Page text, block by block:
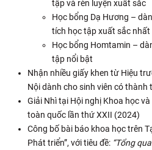
tập và rèn luyện xuất sắc
Học bổng Dạ Hương –
tích học tập xuất sắc nhất
Học bổng Homtamin –
tập nổi bật
Nhận nhiều giấy khen từ Hiệu
Nội dành cho sinh viên có
Giải Nhì tại Hội nghị Khoa học
toàn quốc lần thứ XXII (2024)
Công bố bài báo khoa học trên
Phát triển”, với tiêu đề: “Tổng